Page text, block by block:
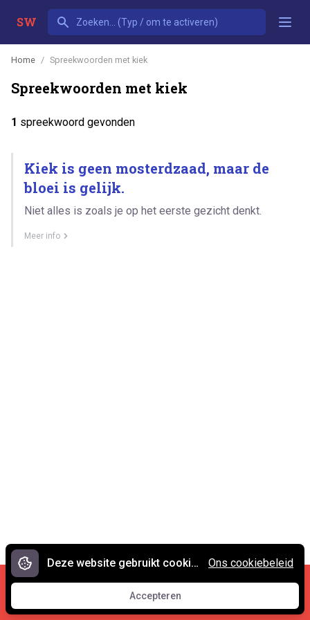
SW
Home Spreekwoorden met kiek
Spreekwoorden met kiek
1 spreekwoord gevonden
Kiek is geen mosterdzaad, maar de
bloei is gelijk.
Niet alles is zoals je op het eerste gezicht denkt.
Meer info
Cookies en privacy •
Contact
© 2007 - 2026 Spreekwoorden.nl
Deze website gebruikt cookies.
Accepteren
Accepteren
Ons cookiebeleid